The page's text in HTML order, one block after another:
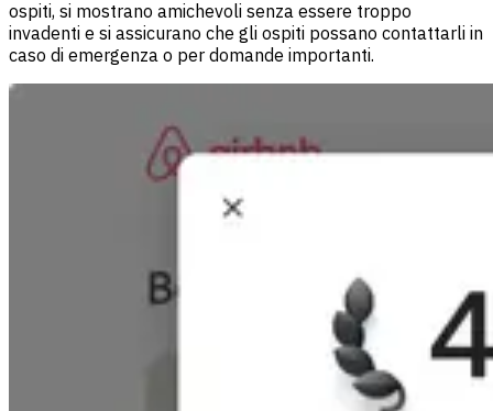
ospiti, si mostrano amichevoli senza essere troppo
invadenti e si assicurano che gli ospiti possano contattarli in
caso di emergenza o per domande importanti.